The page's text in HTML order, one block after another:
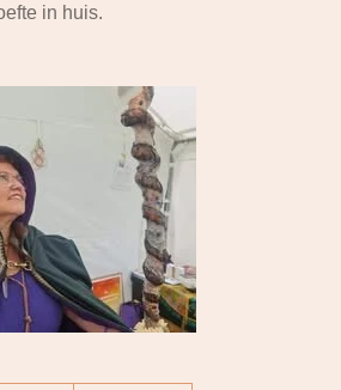
in huis.